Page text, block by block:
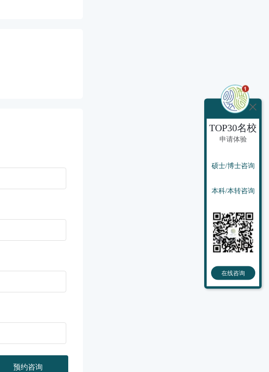
TOP30名校
申请体验
硕士/博士咨询
本科/本转咨询
在线咨询
预约咨询